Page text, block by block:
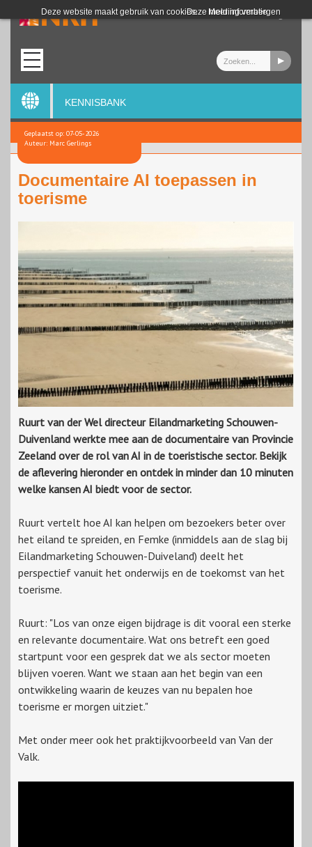
Deze website maakt gebruik van cookies. Meer informatie
Deze melding verbergen
Login
KENNISBANK
Geplaatst op: 07-05-2026
Auteur: Marc Gerlings
Documentaire AI toepassen in
toerisme
Ruurt van der Wel directeur Eilandmarketing Schouwen-
Duivenland werkte mee aan de documentaire van Provincie
Zeeland over de rol van AI in de toeristische sector. Bekijk
de aflevering hieronder en ontdek in minder dan 10 minuten
welke kansen AI biedt voor de sector.
Ruurt vertelt hoe AI kan helpen om bezoekers beter over
het eiland te spreiden, en Femke (inmiddels aan de slag bij
Eilandmarketing Schouwen-Duiveland) deelt het
perspectief vanuit het onderwijs en de toekomst van het
toerisme.
Ruurt: "Los van onze eigen bijdrage is dit vooral een sterke
en relevante documentaire. Wat ons betreft een goed
startpunt voor een gesprek dat we als sector moeten
blijven voeren. Want we staan aan het begin van een
ontwikkeling waarin de keuzes van nu bepalen hoe
toerisme er morgen uitziet."
Met onder meer ook het praktijkvoorbeeld van Van der
Valk.